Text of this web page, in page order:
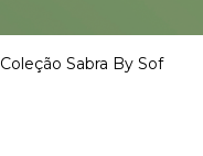
Coleção Sabra By Sof